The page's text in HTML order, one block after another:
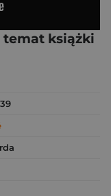
temat książki